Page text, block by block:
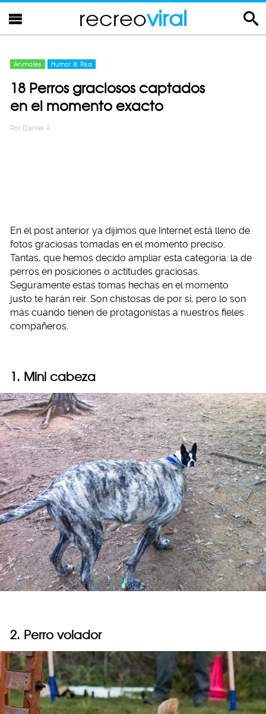
recreoviral
Animales Humor & Risa
18 Perros graciosos captados
en el momento exacto
Por Daniel A.
En el post anterior ya dijimos que Internet está lleno de
fotos graciosas tomadas en el momento preciso.
Tantas, que hemos decido ampliar esta categoría: la de
perros en posiciones o actitudes graciosas.
Seguramente estas tomas hechas en el momento
justo te harán reír. Son chistosas de por sí, pero lo son
más cuando tienen de protagonistas a nuestros fieles
compañeros.
1. Mini cabeza
2. Perro volador